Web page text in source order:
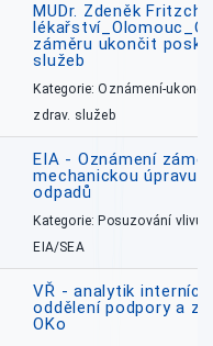
MUDr. Zdeněk
záměru ukončit
služeb
Kategorie: Oznámení-
zdrav. služeb
EIA - Oznámení
mechanickou úpravu
odpadů
Kategorie: Posuzování vlivů
EIA/SEA
VŘ - analytik
oddělení podpory a
OKo